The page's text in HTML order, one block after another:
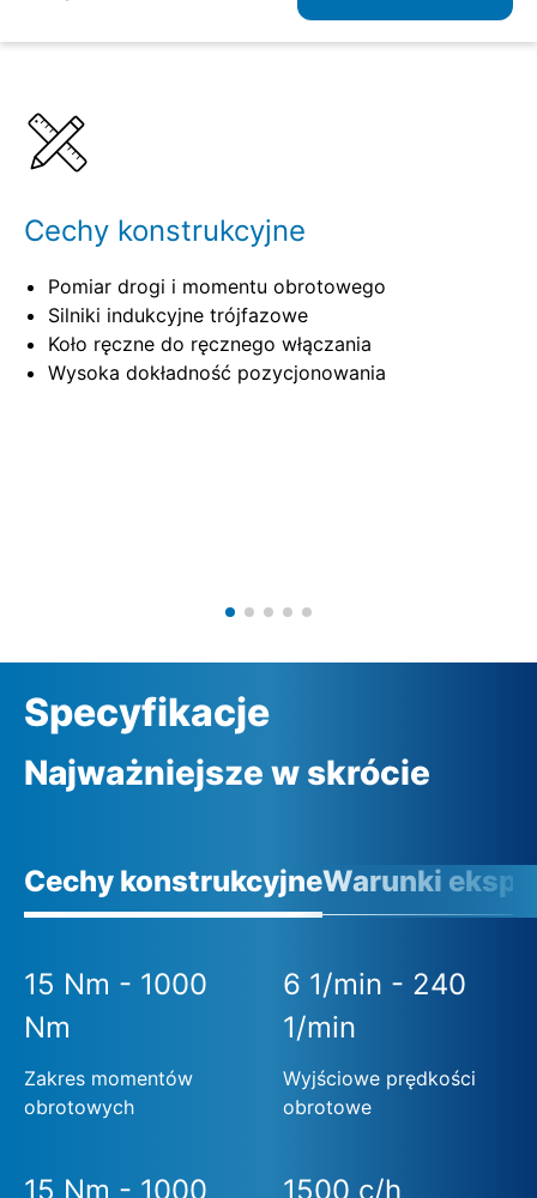
Cechy konstrukcyjne
Pomiar drogi i momentu obrotowego
Silniki indukcyjne trójfazowe
Koło ręczne do ręcznego włączania
Wysoka dokładność pozycjonowania
Specyfikacje
Najważniejsze w skrócie
Cechy konstrukcyjneWarunki
15 Nm - 1000
Nm
Zakres momentów
obrotowych
6 1/min - 240
1/min
Wyjściowe prędkości
obrotowe
15 Nm - 1000
1500 c/h